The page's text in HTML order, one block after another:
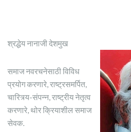
श्रद्धेय नानाजी देशमुख
समाज नवरचनेसाठी विविध
प्रयोग करणारे, राष्ट्रसमर्पित,
चारित्र्य-संपन्न, राष्ट्रीय नेतृत्व
करणारे, थोर क्रियाशील समाज
सेवक.